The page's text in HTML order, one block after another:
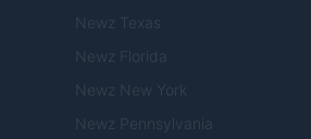
Newz Texas
Newz Florida
Newz New York
Newz Pennsylvania